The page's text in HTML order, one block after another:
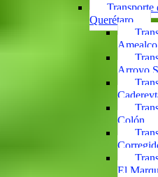
Transporte
Querétaro
Arroyo
Colón
El